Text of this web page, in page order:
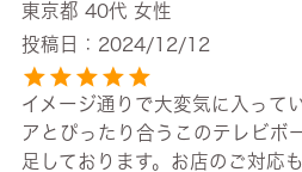
東京都 40代 女性
投稿日
2024/12/12
イメージ通りで大変気に入って
アとぴったり合うこのテレビボ
足しております。お店のご対応